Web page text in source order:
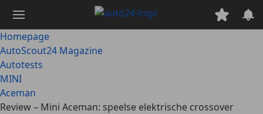
naar
hoofdinhoud
Homepage
AutoScout24 Magazine
Autotests
MINI
Aceman
Review – Mini Aceman: speelse elektrische crossover